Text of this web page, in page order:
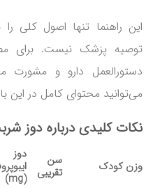
این راهنما تنها اصول کلی
توصیه پزشک نیست. برای
دستورالعمل دارو و
می‌توانید محتوای کامل در این
نکات کلیدی درباره دوز
وزن کودک سن
تقریبی
دوز
(mg)